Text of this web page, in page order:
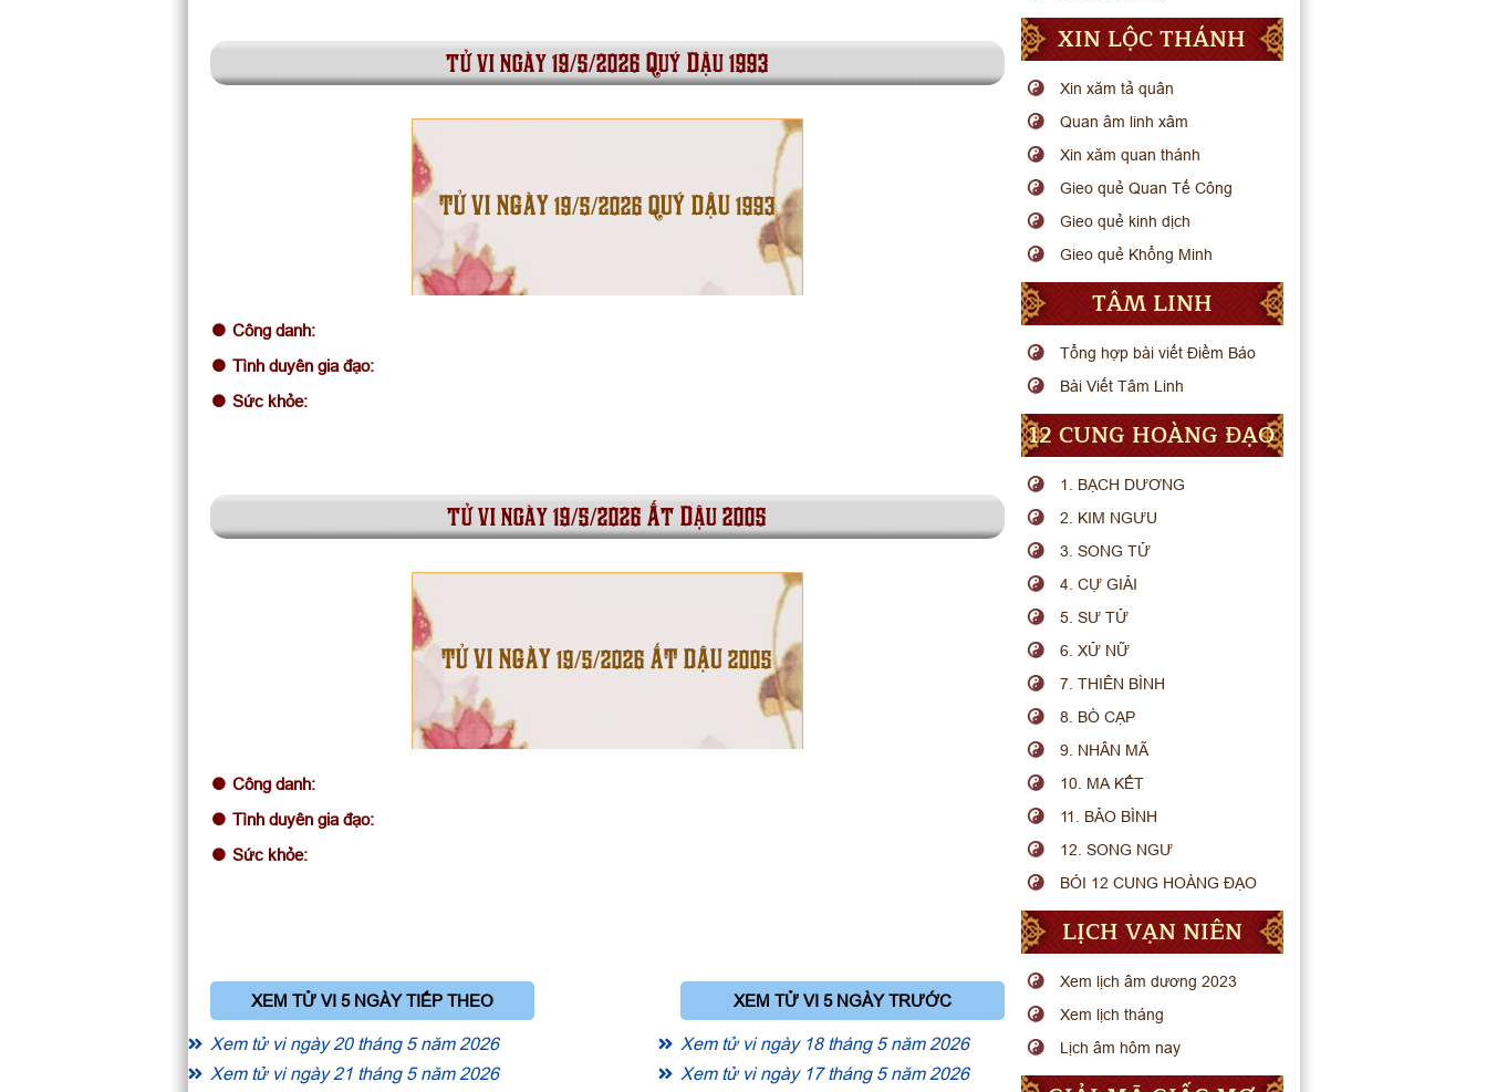
tử vi ngày 19/5/2026 Quý Dậu 1993
TỬ VI NGÀY 19/5/2026 QUÝ DẬU 1993
Công danh:
Tình duyên gia đạo:
Sức khỏe:
tử vi ngày 19/5/2026 Ất Dậu 2005
TỬ VI NGÀY 19/5/2026 ẤT DẬU 2005
Công danh:
Tình duyên gia đạo:
Sức khỏe:
XEM TỬ VI 5 NGÀY TIẾP THEO
Xem tử vi ngày 20 tháng 5 năm 2026
Xem tử vi ngày 21 tháng 5 năm 2026
XEM TỬ VI 5 NGÀY TRƯỚC
Xem tử vi ngày 18 tháng 5 năm 2026
Xem tử vi ngày 17 tháng 5 năm 2026
XIN LỘC THÁNH
Xin xăm tả quân
Quan âm linh xâm
Xin xăm quan thánh
Gieo quẻ Quan Tế Công
Gieo quẻ kinh dịch
Gieo quẻ Khổng Minh
TÂM LINH
Tổng hợp bài viết Điềm Báo
Bài Viết Tâm Linh
12 CUNG HOÀNG ĐẠO
1. BẠCH DƯƠNG
2. KIM NGƯU
3. SONG TỬ
4. CỰ GIẢI
5. SƯ TỬ
6. XỬ NỮ
7. THIÊN BÌNH
8. BÒ CẠP
9. NHÂN MÃ
10. MA KẾT
11. BẢO BÌNH
12. SONG NGƯ
BÓI 12 CUNG HOÀNG ĐẠO
LỊCH VẠN NIÊN
Xem lịch âm dương 2023
Xem lịch tháng
Lịch âm hôm nay